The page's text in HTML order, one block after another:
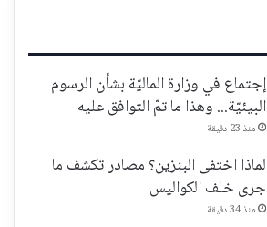
إجتماع في وزارة الماليّة بشأن الرسوم
البيئيّة... وهذا ما تمّ التوافق عليه
منذ 23 دقيقة
لماذا اختفى البنزين؟ مصادر تكشف ما
جرى خلف الكواليس
منذ 34 دقيقة